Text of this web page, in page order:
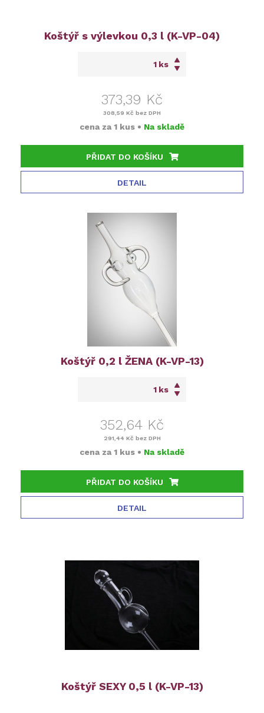
Koštýř s výlevkou 0,3 l (K-VP-04)
ks
373,39 Kč
308,59 Kč bez DPH
cena za 1 kus • Na skladě
PŘIDAT DO KOŠÍKU
DETAIL
Koštýř 0,2 l ŽENA (K-VP-13)
ks
352,64 Kč
291,44 Kč bez DPH
cena za 1 kus • Na skladě
PŘIDAT DO KOŠÍKU
DETAIL
Koštýř SEXY 0,5 l (K-VP-13)